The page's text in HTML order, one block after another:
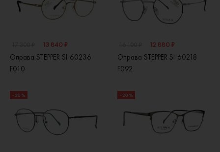
13 840 ₽
Оправа STEPPER SI-60236
F010
12 880 ₽
Оправа STEPPER SI-60218
F092
- 20 % - 20 %